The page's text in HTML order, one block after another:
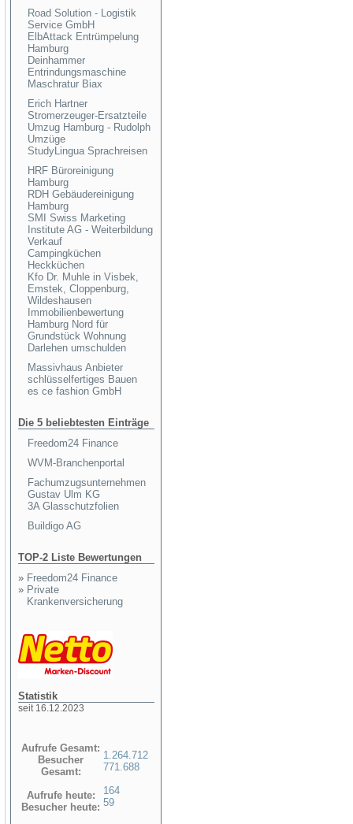
Road Solution - Logistik
Service GmbH
ElbAttack Entrümpelung
Hamburg
Deinhammer
Entrindungsmaschine
Maschratur Biax
Erich Hartner
Stromerzeuger-Ersatzteile
Umzug Hamburg - Rudolph
Umzüge
StudyLingua Sprachreisen
HRF Büroreinigung
Hamburg
RDH Gebäudereinigung
Hamburg
SMI Swiss Marketing
Institute AG - Weiterbildung
Verkauf
Campingküchen
Heckküchen
Kfo Dr. Muhle in Visbek,
Emstek, Cloppenburg,
Wildeshausen
Immobilienbewertung
Hamburg Nord für
Grundstück Wohnung
Darlehen umschulden
Massivhaus Anbieter
schlüsselfertiges Bauen
es ce fashion GmbH
Die 5 beliebtesten Einträge
Freedom24 Finance
WVM-Branchenportal
Fachumzugsunternehmen
Gustav Ulm KG
3A Glasschutzfolien
Buildigo AG
TOP-2 Liste Bewertungen
» Freedom24 Finance
» Private
Krankenversicherung
Statistik
seit 16.12.2023
Aufrufe Gesamt:
Besucher
Gesamt:
Aufrufe heute:
Besucher heute:
1.264.712
771.688
164
59